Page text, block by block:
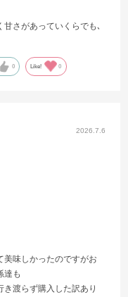
さがあっていくらでも､
0 Like! 0
2026.7.6
美味しかったのですがお
達も
渡らず購入した訳あり